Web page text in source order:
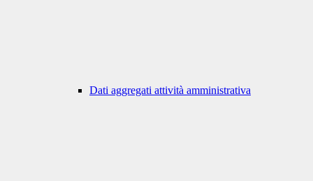
Dati aggregati attività amministrativa